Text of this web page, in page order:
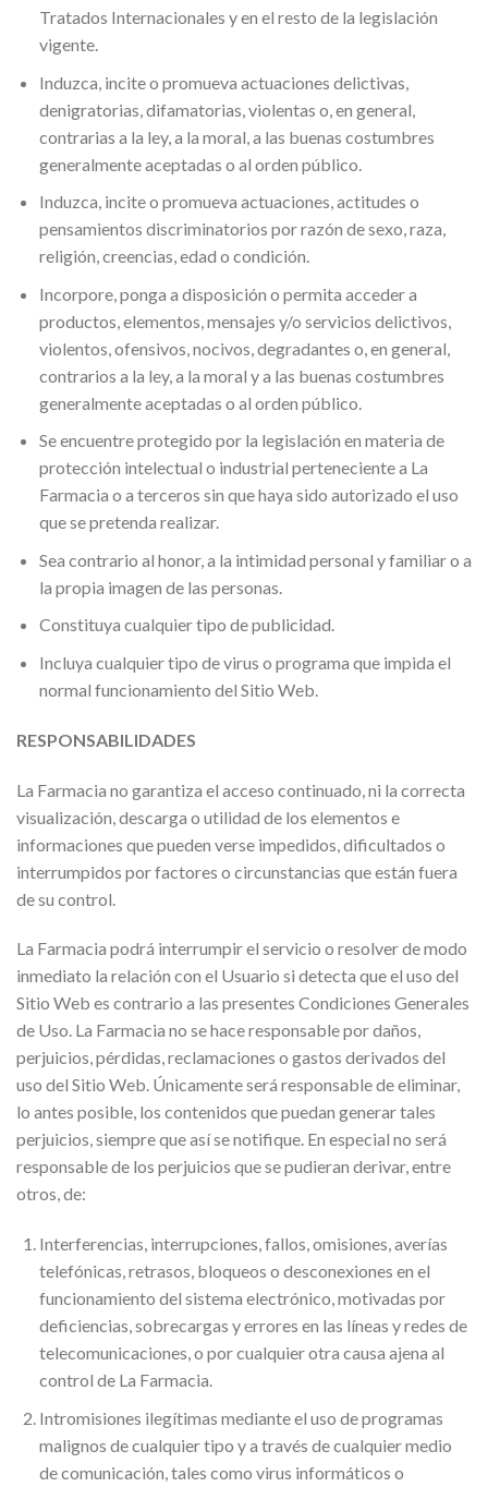
Tratados Internacionales y en el resto de la legislación
vigente.
Induzca, incite o promueva actuaciones delictivas,
denigratorias, difamatorias, violentas o, en general,
contrarias a la ley, a la moral, a las buenas costumbres
generalmente aceptadas o al orden público.
Induzca, incite o promueva actuaciones, actitudes o
pensamientos discriminatorios por razón de sexo, raza,
religión, creencias, edad o condición.
Incorpore, ponga a disposición o permita acceder a
productos, elementos, mensajes y/o servicios delictivos,
violentos, ofensivos, nocivos, degradantes o, en general,
contrarios a la ley, a la moral y a las buenas costumbres
generalmente aceptadas o al orden público.
Se encuentre protegido por la legislación en materia de
protección intelectual o industrial perteneciente a La
Farmacia o a terceros sin que haya sido autorizado el uso
que se pretenda realizar.
Sea contrario al honor, a la intimidad personal y familiar o a
la propia imagen de las personas.
Constituya cualquier tipo de publicidad.
Incluya cualquier tipo de virus o programa que impida el
normal funcionamiento del Sitio Web.
RESPONSABILIDADES
La Farmacia no garantiza el acceso continuado, ni la correcta
visualización, descarga o utilidad de los elementos e
informaciones que pueden verse impedidos, dificultados o
interrumpidos por factores o circunstancias que están fuera
de su control.
La Farmacia podrá interrumpir el servicio o resolver de modo
inmediato la relación con el Usuario si detecta que el uso del
Sitio Web es contrario a las presentes Condiciones Generales
de Uso. La Farmacia no se hace responsable por daños,
perjuicios, pérdidas, reclamaciones o gastos derivados del
uso del Sitio Web. Únicamente será responsable de eliminar,
lo antes posible, los contenidos que puedan generar tales
perjuicios, siempre que así se notifique. En especial no será
responsable de los perjuicios que se pudieran derivar, entre
otros, de:
Interferencias, interrupciones, fallos, omisiones, averías
telefónicas, retrasos, bloqueos o desconexiones en el
funcionamiento del sistema electrónico, motivadas por
deficiencias, sobrecargas y errores en las líneas y redes de
telecomunicaciones, o por cualquier otra causa ajena al
control de La Farmacia.
Intromisiones ilegítimas mediante el uso de programas
malignos de cualquier tipo y a través de cualquier medio
de comunicación, tales como virus informáticos o